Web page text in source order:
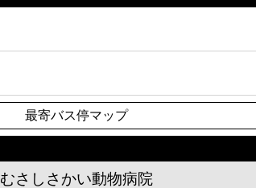
最寄バス停マップ
むさしさかい動物病院